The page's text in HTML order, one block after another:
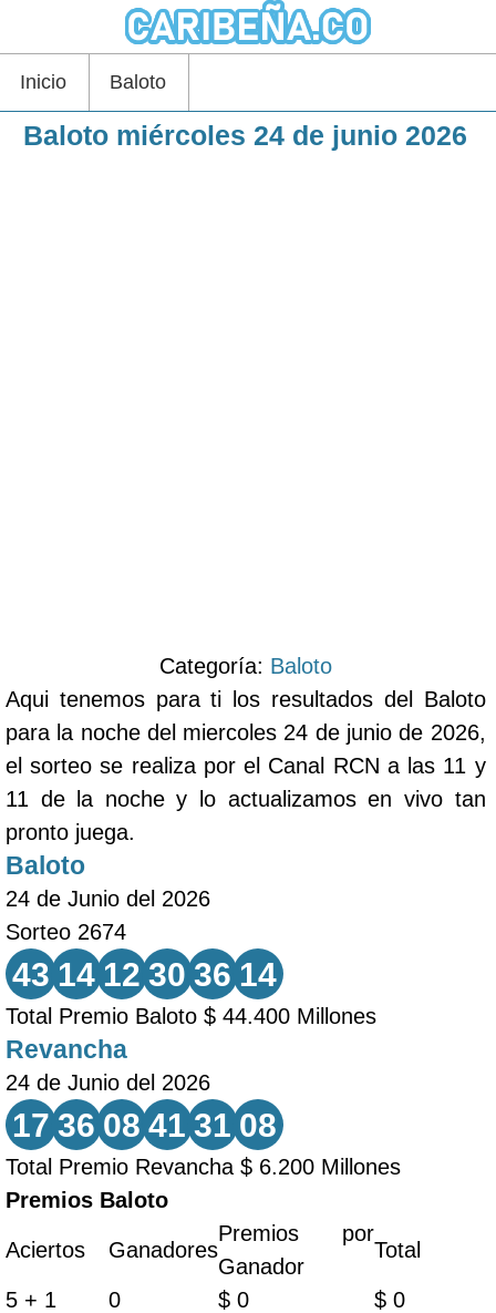
Inicio Baloto
Baloto miércoles 24 de junio 2026
Categoría: Baloto
Aqui tenemos para ti los resultados del Baloto
para la noche del miercoles 24 de junio de 2026,
el sorteo se realiza por el Canal RCN a las 11 y
11 de la noche y lo actualizamos en vivo tan
pronto juega.
Baloto
24 de Junio del 2026
Sorteo 2674
43 14 12 30 36 14
Total Premio Baloto $ 44.400 Millones
Revancha
24 de Junio del 2026
17 36 08 41 31 08
Total Premio Revancha $ 6.200 Millones
Premios Baloto
Aciertos Ganadores
Premios por
Ganador
Total
5 + 1 0 $ 0
$ 0